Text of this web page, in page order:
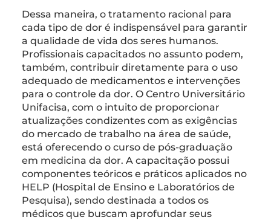
Dessa maneira, o tratamento racional para
cada tipo de dor é indispensável para garantir
a qualidade de vida dos seres humanos.
Profissionais capacitados no assunto podem,
também, contribuir diretamente para o uso
adequado de medicamentos e intervenções
para o controle da dor. O Centro Universitário
Unifacisa, com o intuito de proporcionar
atualizações condizentes com as exigências
do mercado de trabalho na área de saúde,
está oferecendo o curso de pós-graduação
em medicina da dor. A capacitação possui
componentes teóricos e práticos aplicados no
HELP (Hospital de Ensino e Laboratórios de
Pesquisa), sendo destinada a todos os
médicos que buscam aprofundar seus